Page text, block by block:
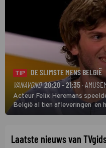
TIP
DE SLIMSTE MENS BELGIË
VANAVOND 20:20 - 21:35·
Acteur Felix Heremans
België al tien afleveringen en
deze seizoensfinale. En er is
Laatste nieuws van